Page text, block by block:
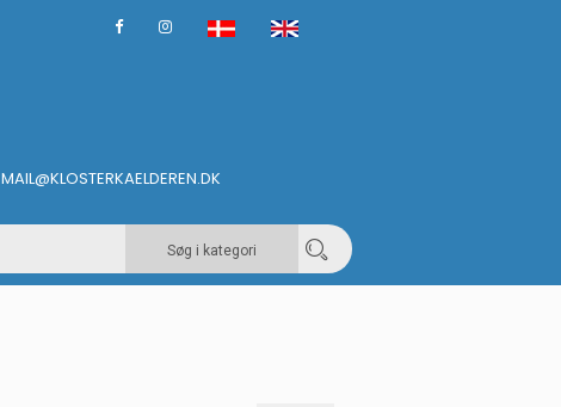
MAIL@KLOSTERKAELDEREN.DK
Søg i kategori